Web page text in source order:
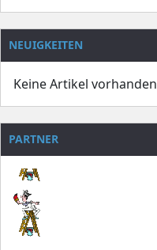
NEUIGKEITEN
Keine Artikel vorhanden
PARTNER